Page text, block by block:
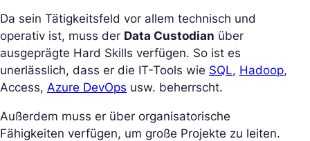
Da sein Tätigkeitsfeld vor allem technisch und
operativ ist, muss der Data Custodian über
ausgeprägte Hard Skills verfügen. So ist es
unerlässlich, dass er die IT-Tools wie SQL, Hadoop,
Access, Azure DevOps usw. beherrscht.
Außerdem muss er über organisatorische
Fähigkeiten verfügen, um große Projekte zu leiten.